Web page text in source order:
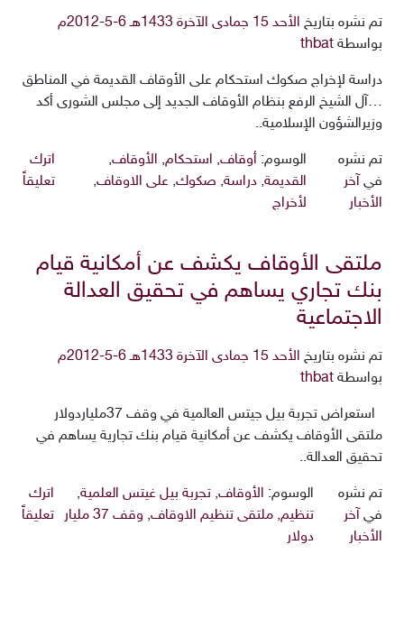
تم نشره بتاريخ الأحد 15 جمادى الآخرة 1433هـ 6-5-2012م
بواسطة thbat
دراسة لإخراج صكوك استحكام على الأوقاف القديمة في المناطق
…آل الشيخ الرفع بنظام الأوقاف الجديد إلى مجلس الشورى أكد
وزيرالشؤون الإسلامية..
تم نشره
في آخر
الأخبار
الوسوم: أوقاف, استحكام, الأوقاف,
القديمة, دراسة, صكوك, على الاوقاف,
لأخراج
اترك
تعليقاً
ملتقى الأوقاف يكشف عن أمكانية قيام
بنك تجاري يساهم في تحقيق العدالة
الاجتماعية
تم نشره بتاريخ الأحد 15 جمادى الآخرة 1433هـ 6-5-2012م
بواسطة thbat
استعراض تجربة بيل جيتس العالمية في وقف 37ملياردولار
ملتقى الأوقاف يكشف عن أمكانية قيام بنك تجارية يساهم في
تحقيق العدالة..
تم نشره
في آخر
الأخبار
الوسوم: الأوقاف, تجربة بيل غيتس العلمية,
تنظيم, ملتقى تنظيم الاوقاف,
وقف 37 مليار
دولار
اترك
تعليقاً